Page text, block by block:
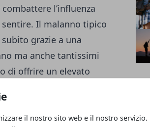
il nostro sito web e il nostro servizio.
l’influenza
Il malanno tipico
grazie a una
ma anche tantissimi
di offrire un elevato
va alle arance, ma oggi
mediterranea offre
di antiossidanti,